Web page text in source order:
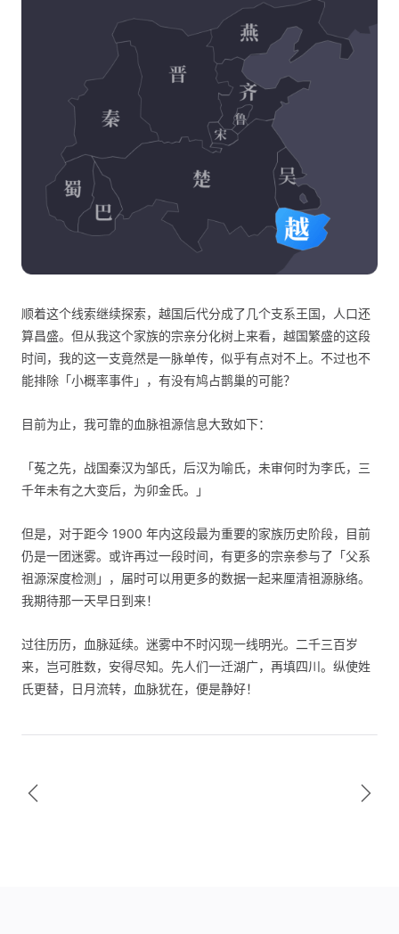
顺着这个线索继续探索，越国后代分成了几个支系王国，人口还
算昌盛。但从我这个家族的宗亲分化树上来看，越国繁盛的这段
时间，我的这一支竟然是一脉单传，似乎有点对不上。不过也不
能排除「小概率事件」，有没有鸠占鹊巢的可能？
目前为止，我可靠的血脉祖源信息大致如下：
「菟之先，战国秦汉为邹氏，后汉为喻氏，未审何时为李氏，三
千年未有之大变后，为卯金氏。」
但是，对于距今 1900 年内这段最为重要的家族历史阶段，目前
仍是一团迷雾。或许再过一段时间，有更多的宗亲参与了「父系
祖源深度检测」，届时可以用更多的数据一起来厘清祖源脉络。
我期待那一天早日到来！
过往历历，血脉延续。迷雾中不时闪现一线明光。二千三百岁
来，岂可胜数，安得尽知。先人们一迁湖广，再填四川。纵使姓
氏更替，日月流转，血脉犹在，便是静好！